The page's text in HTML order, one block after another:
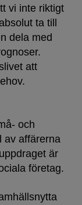
vi inte riktigt
ta till
dela med
att
och
av affärerna
är
företag.